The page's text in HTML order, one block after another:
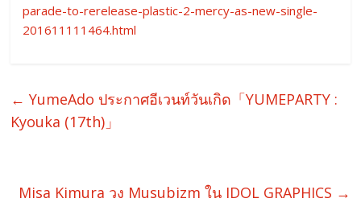
parade-to-rerelease-plastic-2-mercy-as-new-single-
201611111464.html
← YumeAdo ประกาศอีเวนท์วันเกิด「YUMEPARTY :
Kyouka (17th)」
Misa Kimura วง Musubizm ใน IDOL GRAPHICS →